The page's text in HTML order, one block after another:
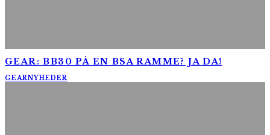
GEAR: BB30 PÅ EN BSA RAMME? JA DA!
GEARNYHEDER